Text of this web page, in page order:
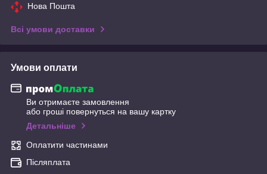
Нова Пошта
Всі умови доставки
Умови оплати
Ви отримаєте замовлення
або гроші повернуться на вашу картку
Детальніше
Оплатити частинами
Післяплата